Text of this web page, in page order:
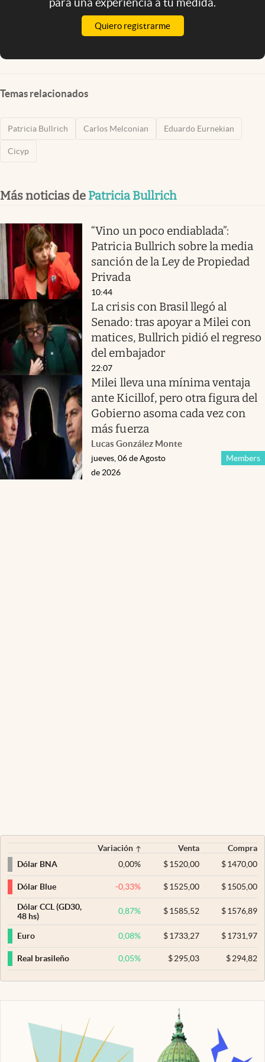
Quiero registrarme
Temas relacionados
Patricia Bullrich Carlos Melconian Eduardo Eurnekian
Cicyp
Más noticias de Patricia Bullrich
“Vino un poco endiablada”:
Patricia Bullrich sobre la media
sanción de la Ley de Propiedad
Privada
10:44
La crisis con Brasil llegó al
Senado: tras apoyar a Milei con
matices, Bullrich pidió el regreso
del embajador
22:07
Milei lleva una mínima ventaja
ante Kicillof, pero otra figura del
Gobierno asoma cada vez con
más fuerza
Lucas González Monte
Members
jueves, 06 de Agosto
de 2026
Variación Venta
Compra
Dólar BNA
0,00% $ 1520,00 $1470,00
Dólar Blue -0,33% $ 1525,00 $1505,00
Dólar CCL (GD30,
48 hs)
0,87% $ 1585,52 $1576,89
Euro 0,08% $ 1733,27 $1731,97
Real brasileño 0,05% $ 295,03 $294,82